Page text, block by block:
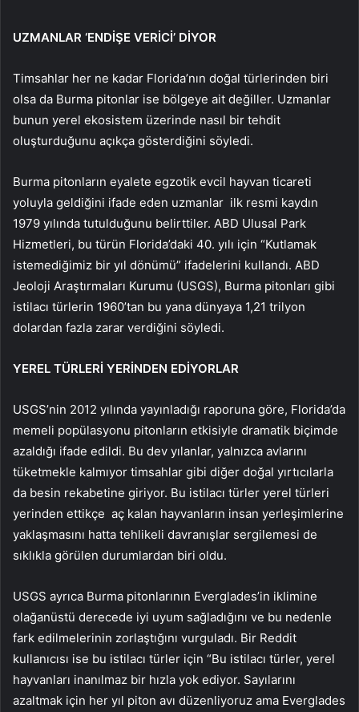
UZMANLAR ‘ENDİŞE VERİCİ’ DİYOR
Timsahlar her ne kadar Florida’nın doğal türlerinden biri
olsa da Burma pitonlar ise bölgeye ait değiller. Uzmanlar
bunun yerel ekosistem üzerinde nasıl bir tehdit
oluşturduğunu açıkça gösterdiğini söyledi.
Burma pitonların eyalete egzotik evcil hayvan ticareti
yoluyla geldiğini ifade eden uzmanlar ilk resmi kaydın
1979 yılında tutulduğunu belirttiler. ABD Ulusal Park
Hizmetleri, bu türün Florida’daki 40. yılı için “Kutlamak
istemediğimiz bir yıl dönümü” ifadelerini kullandı. ABD
Jeoloji Araştırmaları Kurumu (USGS), Burma pitonları gibi
istilacı türlerin 1960’tan bu yana dünyaya 1,21 trilyon
dolardan fazla zarar verdiğini söyledi.
YEREL TÜRLERİ YERİNDEN EDİYORLAR
USGS’nin 2012 yılında yayınladığı raporuna göre, Florida’da
memeli popülasyonu pitonların etkisiyle dramatik biçimde
azaldığı ifade edildi. Bu dev yılanlar, yalnızca avlarını
tüketmekle kalmıyor timsahlar gibi diğer doğal yırtıcılarla
da besin rekabetine giriyor. Bu istilacı türler yerel türleri
yerinden ettikçe aç kalan hayvanların insan yerleşimlerine
yaklaşmasını hatta tehlikeli davranışlar sergilemesi de
sıklıkla görülen durumlardan biri oldu.
USGS ayrıca Burma pitonlarının Everglades’in iklimine
olağanüstü derecede iyi uyum sağladığını ve bu nedenle
fark edilmelerinin zorlaştığını vurguladı. Bir Reddit
kullanıcısı ise bu istilacı türler için “Bu istilacı türler, yerel
hayvanları inanılmaz bir hızla yok ediyor. Sayılarını
azaltmak için her yıl piton avı düzenliyoruz ama Everglades